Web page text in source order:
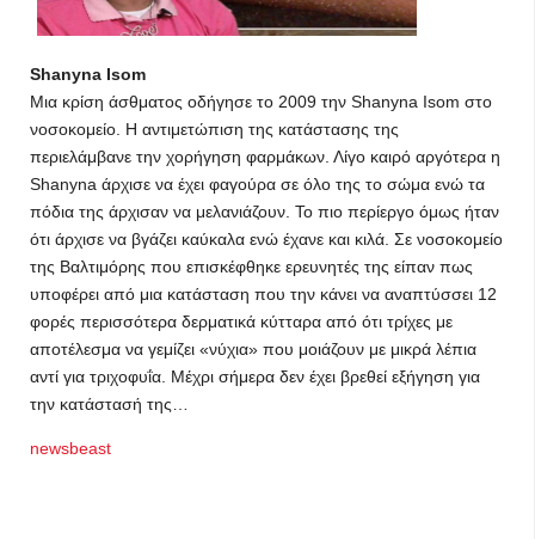
Shanyna Isom
Μια κρίση άσθματος οδήγησε το 2009 την Shanyna Isom στο
νοσοκομείο. Η αντιμετώπιση της κατάστασης της
περιελάμβανε την χορήγηση φαρμάκων. Λίγο καιρό αργότερα η
Shanyna άρχισε να έχει φαγούρα σε όλο της το σώμα ενώ τα
πόδια της άρχισαν να μελανιάζουν. Το πιο περίεργο όμως ήταν
ότι άρχισε να βγάζει καύκαλα ενώ έχανε και κιλά. Σε νοσοκομείο
της Βαλτιμόρης που επισκέφθηκε ερευνητές της είπαν πως
υποφέρει από μια κατάσταση που την κάνει να αναπτύσσει 12
φορές περισσότερα δερματικά κύτταρα από ότι τρίχες με
αποτέλεσμα να γεμίζει «νύχια» που μοιάζουν με μικρά λέπια
αντί για τριχοφυΐα. Μέχρι σήμερα δεν έχει βρεθεί εξήγηση για
την κατάστασή της…
newsbeast